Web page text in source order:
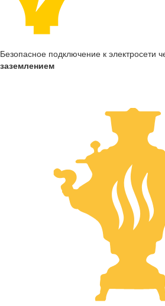
Безопасное подключение к электросети
заземлением